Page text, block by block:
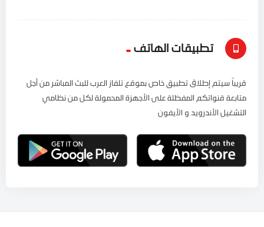
تطبيقات الهاتف
قريباً سيتم إطلاق تطبيق خاص بموقع تلفاز العرب للبث المباشر من أجل
متابعة قنواتكم المفظلة على الأجهزة المحمولة لكل من نظامي
التشغيل الأندرويد و الأيفون